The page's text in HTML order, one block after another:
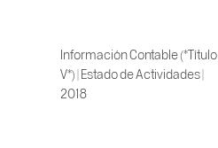
Información Contable (*Título
V*) | Estado de Actividades |
2018